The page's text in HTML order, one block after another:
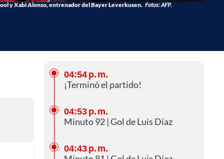
y Xabi Alonso, entrenador del Bayer Leverkusen. Fotos: AFP.
04:54 p. m.
¡Terminó el partido!
04:53 p. m.
Minuto 92 | Gol de Luis Díaz
04:43 p. m.